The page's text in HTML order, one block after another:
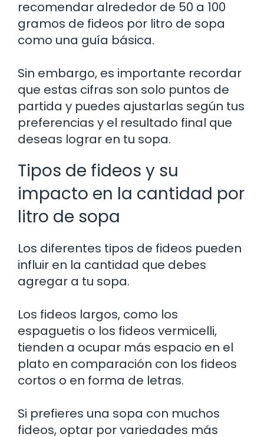
recomendar alrededor de 50 a 100
gramos de fideos por litro de sopa
como una guía básica.
Sin embargo, es importante recordar
que estas cifras son solo puntos de
partida y puedes ajustarlas según tus
preferencias y el resultado final que
deseas lograr en tu sopa.
Tipos de fideos y su
impacto en la cantidad por
litro de sopa
Los diferentes tipos de fideos pueden
influir en la cantidad que debes
agregar a tu sopa.
Los fideos largos, como los
espaguetis o los fideos vermicelli,
tienden a ocupar más espacio en el
plato en comparación con los fideos
cortos o en forma de letras.
Si prefieres una sopa con muchos
fideos, optar por variedades más